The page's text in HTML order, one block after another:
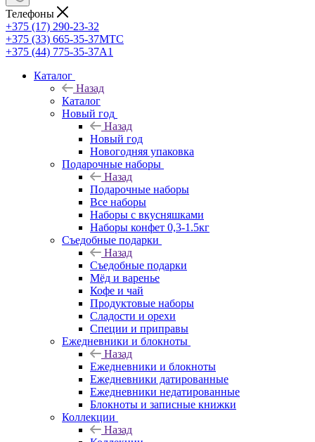
Телефоны
+375 (17) 290-23-32
+375 (33) 665-35-37МТС
+375 (44) 775-35-37А1
Каталог
Назад
Каталог
Новый год
Назад
Новый год
Новогодняя упаковка
Подарочные наборы
Назад
Подарочные наборы
Все наборы
Наборы с вкусняшками
Наборы конфет 0,3-1.5кг
Съедобные подарки
Назад
Съедобные подарки
Мёд и варенье
Кофе и чай
Продуктовые наборы
Сладости и орехи
Специи и приправы
Ежедневники и блокноты
Назад
Ежедневники и блокноты
Ежедневники датированные
Ежедневники недатированные
Блокноты и записные книжки
Коллекции
Назад